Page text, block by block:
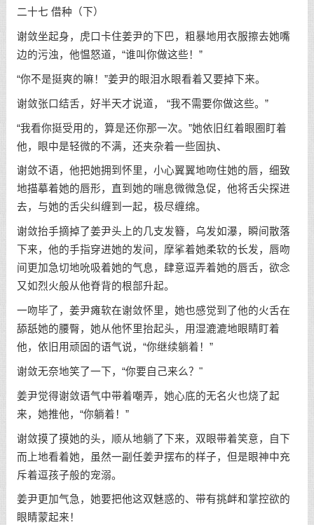
二十七 借种（下）
谢敛坐起身，虎口卡住姜尹的下巴，粗暴地用衣服擦去她嘴
边的污浊，他愠怒道，“谁叫你做这些！”
“你不是挺爽的嘛！”姜尹的眼泪水眼看着又要掉下来。
谢敛张口结舌，好半天才说道， “我不需要你做这些。”
“我看你挺受用的，算是还你那一次。”她依旧红着眼圈盯着
他，眼中是轻微的不满，还夹杂着一些固执、
谢敛不语，他把她拥到怀里，小心翼翼地吻住她的唇，细致
地描摹着她的唇形，直到她的喘息微微急促，他将舌尖探进
去，与她的舌尖纠缠到一起，极尽缠绵。
谢敛抬手摘掉了姜尹头上的几支发簪，乌发如瀑，瞬间散落
下来，他的手指穿进她的发间，摩挲着她柔软的长发，唇吻
间更加急切地吮吸着她的气息，肆意逗弄着她的唇舌，欲念
又如烈火般从他脊背的根部升起。
一吻毕了，姜尹瘫软在谢敛怀里，她也感觉到了他的火舌在
舔舐她的腰臀，她从他怀里抬起头，用湿漉漉地眼睛盯着
他，依旧用顽固的语气说，“你继续躺着！”
谢敛无奈地笑了一下，“你要自己来么？"
姜尹觉得谢敛语气中带着嘲弄，她心底的无名火也烧了起
来，她推他，“你躺着！”
谢敛摸了摸她的头，顺从地躺了下来，双眼带着笑意，自下
而上地看着她，虽然一副任姜尹摆布的样子，但是眼神中充
斥着逗孩子般的宠溺。
姜尹更加气急，她要把他这双魅惑的、带有挑衅和掌控欲的
眼睛蒙起来！